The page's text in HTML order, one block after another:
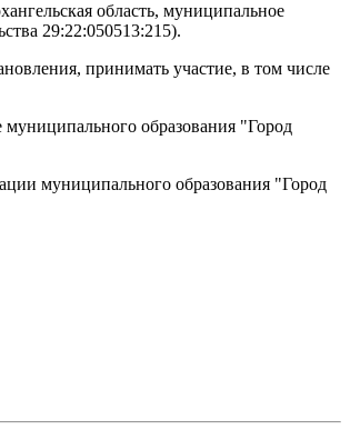
область, муниципальное
29:22:050513:215).
принимать участие, в том числе
образования "Город
муниципального образования "Город